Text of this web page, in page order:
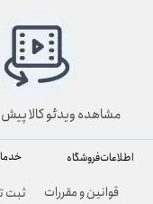
ثبت
اطلاعات فروشگاه
قوانین و مقررات
مشاهده ویدئو کالا پیش